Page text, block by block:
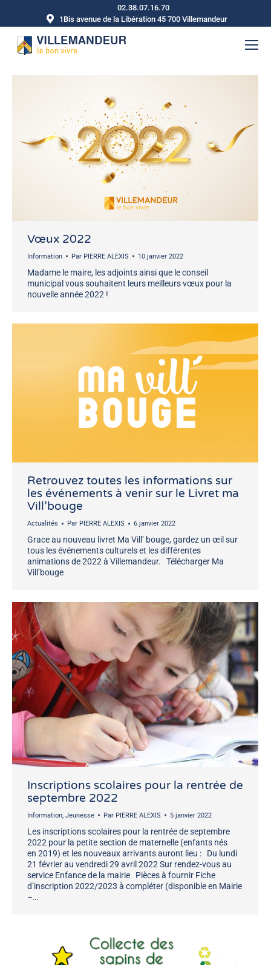
02.38.07.16.70
1Bis avenue de la Libération 45 700 Villemandeur
Vœux 2022
Information Par PIERRE ALEXIS 10 janvier 2022
Madame le maire, les adjoints ainsi que le conseil
municipal vous souhaitent leurs meilleurs vœux pour la
nouvelle année 2022 !
Retrouvez toutes les informations sur
les événements à venir sur le Livret ma
Vill’bouge
Actualités Par PIERRE ALEXIS 6 janvier 2022
Grace au nouveau livret Ma Vill’ bouge, gardez un œil sur
tous les événements culturels et les différentes
animations de 2022 à Villemandeur. Télécharger Ma
Vill’bouge
Inscriptions scolaires pour la rentrée de
septembre 2022
Information Jeunesse Par PIERRE ALEXIS 5 janvier 2022
Les inscriptions scolaires pour la rentrée de septembre
2022 pour la petite section de maternelle (enfants nés
en 2019) et les nouveaux arrivants auront lieu : Du lundi
21 février au vendredi 29 avril 2022 Sur rendez-vous au
service Enfance de la mairie Pièces à fournir Fiche
d’inscription 2022/2023 à compléter (disponible en Mairie
–…